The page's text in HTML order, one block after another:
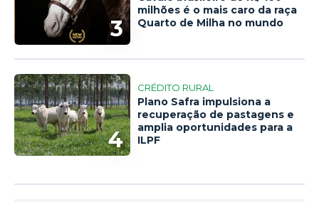
3
milhões é o mais caro da raça
Quarto de Milha no mundo
4
CRÉDITO RURAL
Plano Safra impulsiona a
recuperação de pastagens e
amplia oportunidades para a
ILPF